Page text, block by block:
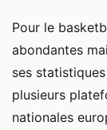
Pour le
abondantes
ses
plusieurs
nationales